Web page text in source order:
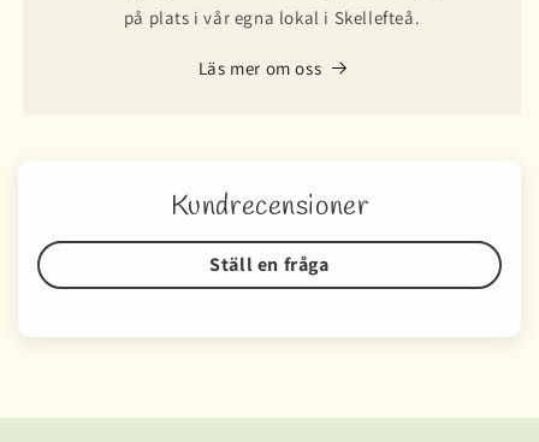
på plats i vår egna lokal i Skellefteå.
Läs mer om oss
Kundrecensioner
Ställ en fråga